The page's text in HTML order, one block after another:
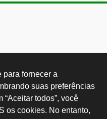
0040
Sumaré São Paulo - SP -
para fornecer a
suas preferências
todos”, você
os cookies. No entanto,